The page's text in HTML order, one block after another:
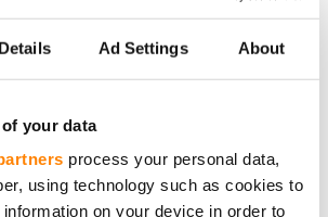
Details Ad Settings About
your data
process your personal data,
using technology such as cookies to
on your device in order to
voitte olla tarkemmin
ja laatu
viestintä ja yritysvastuu